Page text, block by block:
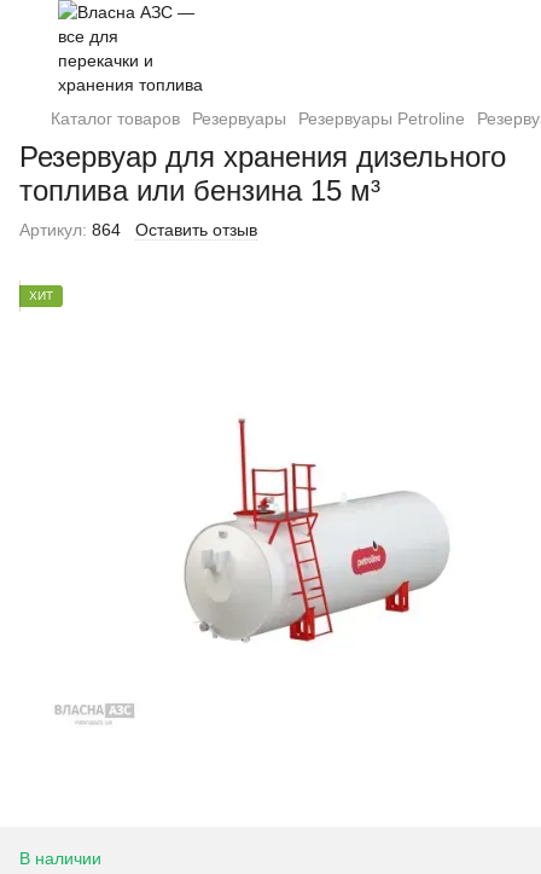
Каталог товаров Резервуары Резервуары Petroline
Резервуар для хранения дизельного
топлива или бензина 15 м³
Артикул: 864 Оставить отзыв
ХИТ
В наличии